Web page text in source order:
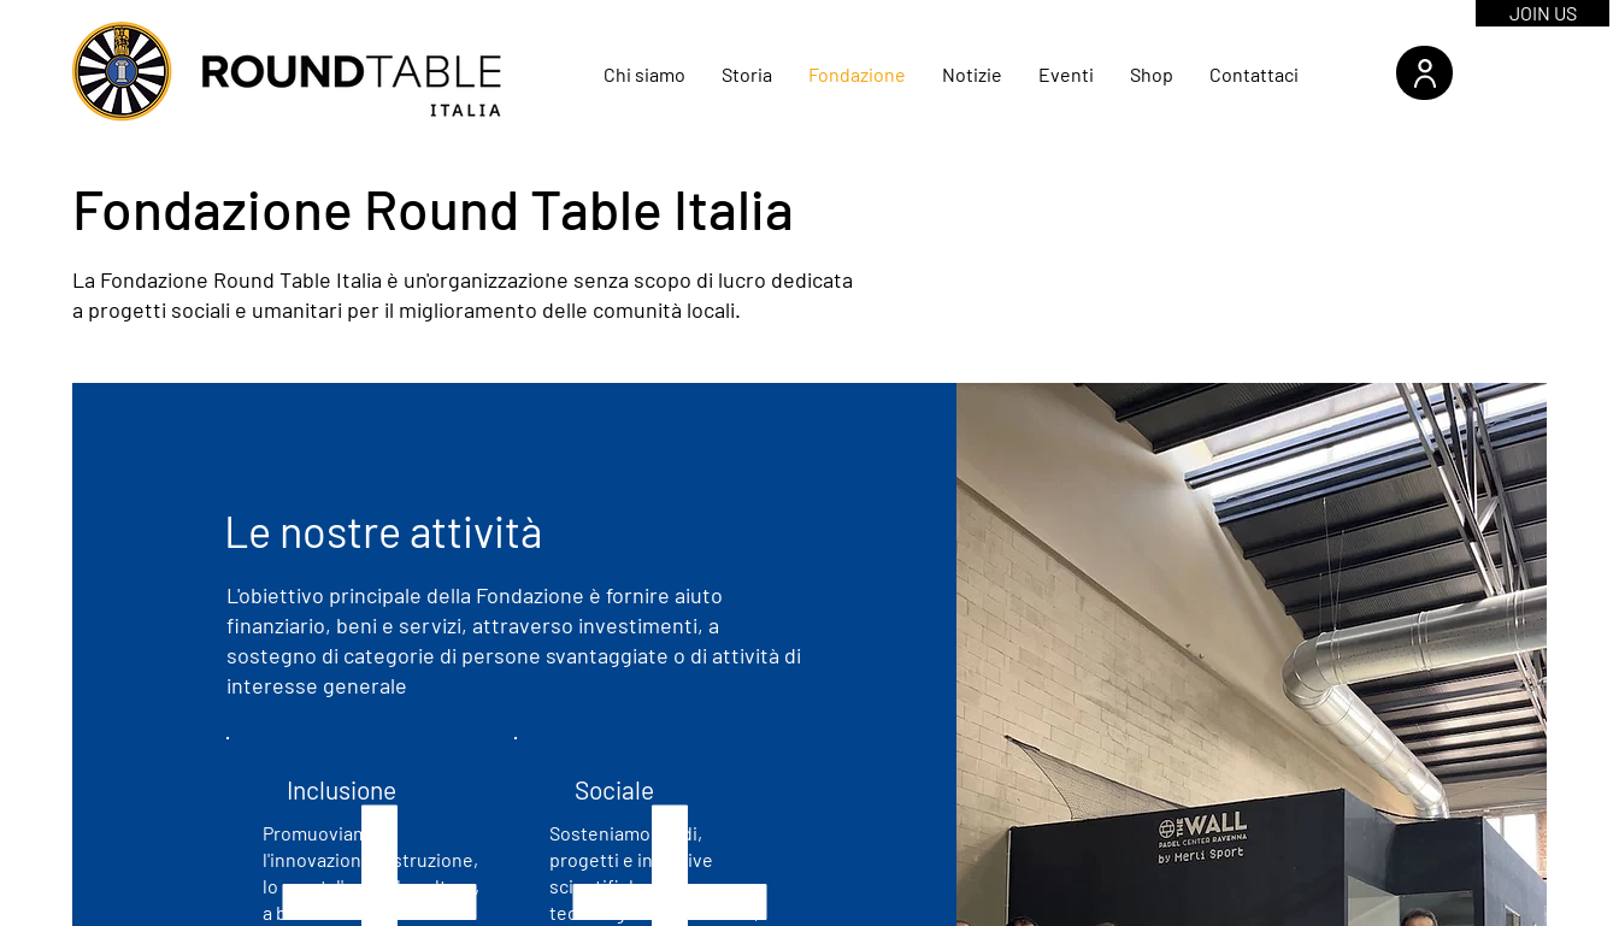
Chi siamo Storia Fondazione Notizie Eventi Shop Contattaci
JOIN US
Fondazione Round Table Italia
La Fondazione Round Table Italia è un'organizzazione senza scopo di lucro dedicata
a progetti sociali e umanitari per il miglioramento delle comunità locali.
Le nostre attività
L'obiettivo principale della Fondazione è fornire aiuto
finanziario, beni e servizi, attraverso investimenti, a
sostegno di categorie di persone svantaggiate o di attività di
interesse generale
Inclusione
Promuoviamo
l'innovazione, l'istruzione,
lo sport, l'arte e la cultura,
a beneficio di persone
Sociale
Sosteniamo studi,
progetti e iniziative
scientifiche e
tecnologiche innovative,